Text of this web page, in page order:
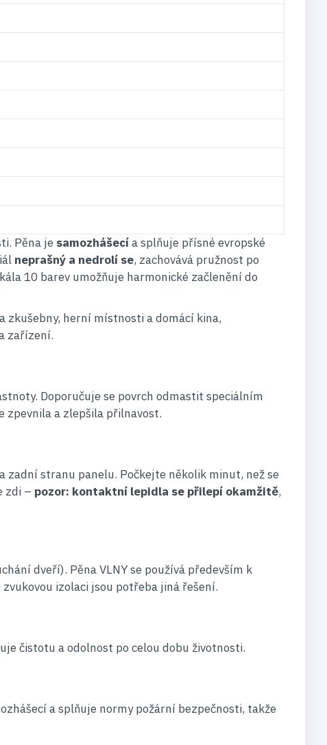
Pěna je samozhášecía splňuje přísné evropské
neprašný a nedrolí se, zachovává pružnost po
10 barev umožňuje harmonické začlenění do
zkušebny, herní místnosti a domácí kina,
zařízení.
Doporučuje se povrch odmastit speciálním
zpevnila a zlepšila přilnavost.
zadní stranu panelu. Počkejte několik minut, než se
zdi – pozor: kontaktní lepidla se přilepí okamžitě,
dveří). Pěna VLNY se používá především k
izolaci jsou potřeba jiná řešení.
čistotu a odolnost po celou dobu životnosti.
a splňuje normy požární bezpečnosti, takže